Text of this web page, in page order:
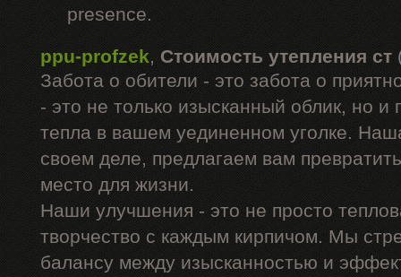
presence.
ppu-profzek, Стоимость утепления ст
Забота о обители - это забота о
- это не только изысканный облик, но и
тепла в вашем уединенном уголке.
своем деле, предлагаем вам
место для жизни.
Наши улучшения - это не просто
творчество с каждым кирпичом. Мы
балансу между изысканностью и